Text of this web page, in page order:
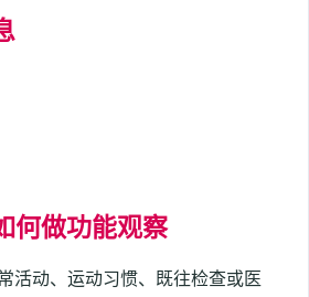
何做功能观察
活动、运动习惯、既往检查或医